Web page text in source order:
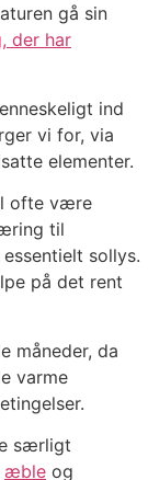
gå sin
der har
ind
vi for, via
elementer.
ofte være
til
sollys.
på det rent
måneder, da
varme
særligt
æble og